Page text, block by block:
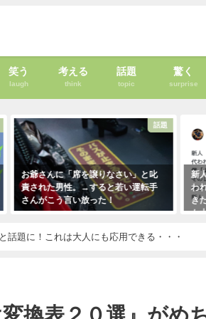
笑う
laugh
考える
think
話題
topic
驚く
surprise
譲りなさい」と叱
すると若い運転手
った！
新人が「クレーマーが『
われ』と言っています」
きたので「そのレベルで
も大丈夫だよ！」と言っ
（笑）
話題に！これは大人にも応用できる・・・
換表２０選』がめ